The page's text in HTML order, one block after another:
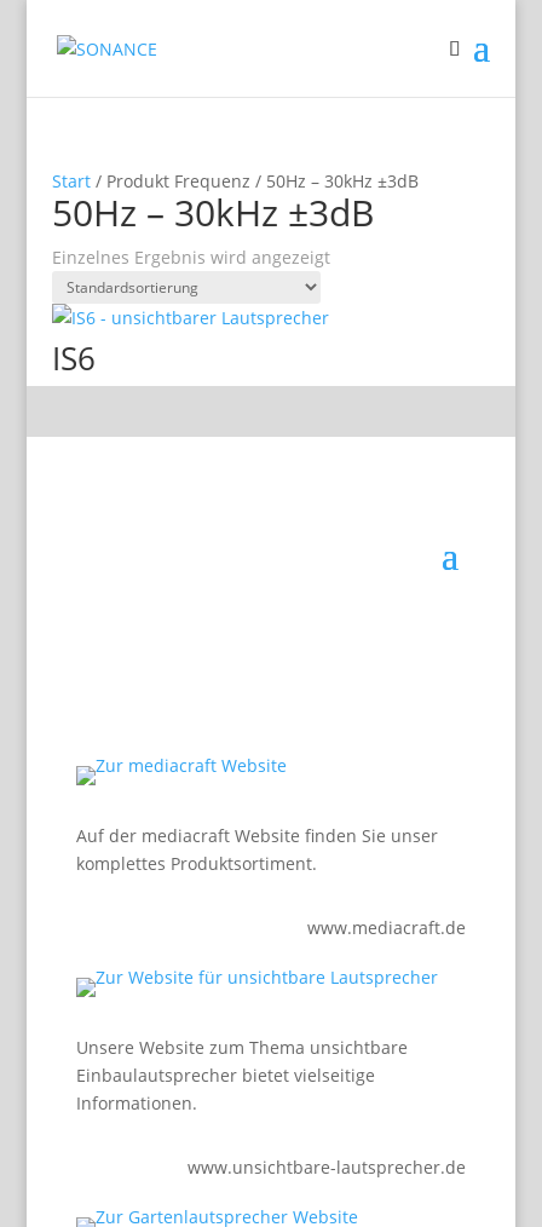
Start/ Produkt Frequenz / 50Hz – 30kHz ±3dB
50Hz – 30kHz ±3dB
Einzelnes Ergebnis wird angezeigt
IS6
Auf der mediacraft Website finden Sie unser
komplettes Produktsortiment.
www.mediacraft.de
Unsere Website zum Thema unsichtbare
Einbaulautsprecher bietet vielseitige
Informationen.
www.unsichtbare-lautsprecher.de